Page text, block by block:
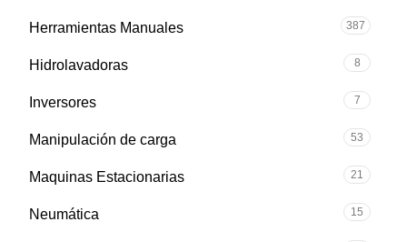
Herramientas Manuales 387
Hidrolavadoras 8
Inversores 7
Manipulación de carga 53
Maquinas Estacionarias 21
Neumática 15